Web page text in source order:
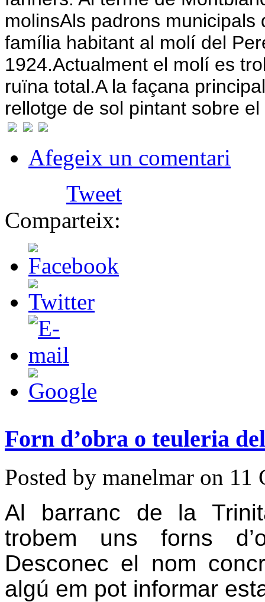
molinsAls padrons municipals
família habitant al molí del
1924.Actualment el molí es
ruïna total.A la façana
rellotge de sol pintant sobre
Afegeix un comentari
Tweet
Comparteix:
Forn d’obra o teuleria
Posted by manelmar on 11
Al barranc de la
trobem uns forns
Desconec el nom
algú em pot informar